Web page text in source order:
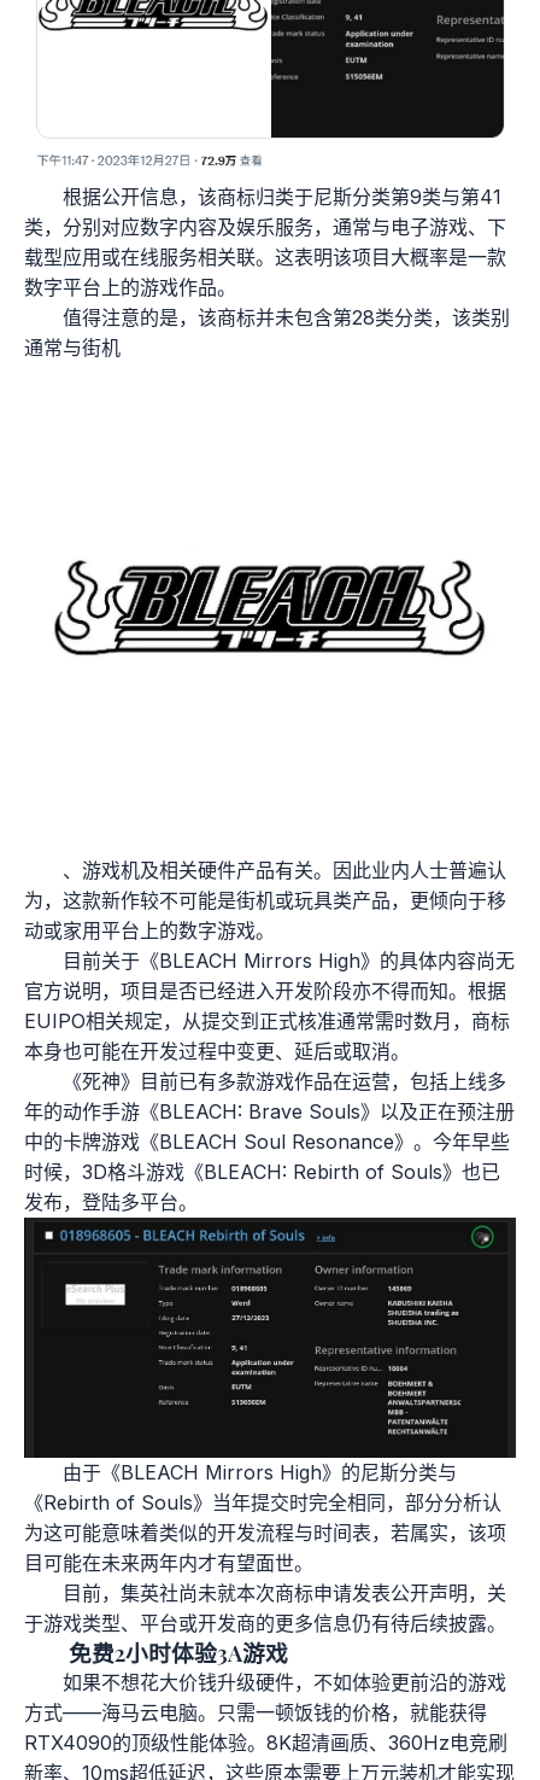
根据公开信息，该商标归类于尼斯分类第9类与第41
类，分别对应数字内容及娱乐服务，通常与电子游戏、下
载型应用或在线服务相关联。这表明该项目大概率是一款
数字平台上的游戏作品。
值得注意的是，该商标并未包含第28类分类，该类别
通常与街机
、游戏机及相关硬件产品有关。因此业内人士普遍认
为，这款新作较不可能是街机或玩具类产品，更倾向于移
动或家用平台上的数字游戏。
目前关于《BLEACH Mirrors High》的具体内容尚无
官方说明，项目是否已经进入开发阶段亦不得而知。根据
EUIPO相关规定，从提交到正式核准通常需时数月，商标
本身也可能在开发过程中变更、延后或取消。
《死神》目前已有多款游戏作品在运营，包括上线多
年的动作手游《BLEACH: Brave Souls》以及正在预注册
中的卡牌游戏《BLEACH Soul Resonance》。今年早些
时候，3D格斗游戏《BLEACH: Rebirth of Souls》也已
发布，登陆多平台。
由于《BLEACH Mirrors High》的尼斯分类与
《Rebirth of Souls》当年提交时完全相同，部分分析认
为这可能意味着类似的开发流程与时间表，若属实，该项
目可能在未来两年内才有望面世。
目前，集英社尚未就本次商标申请发表公开声明，关
于游戏类型、平台或开发商的更多信息仍有待后续披露。
免费2小时体验3A游戏
如果不想花大价钱升级硬件，不如体验更前沿的游戏
方式——海马云电脑。只需一顿饭钱的价格，就能获得
RTX4090的顶级性能体验。8K超清画质、360Hz电竞刷
新率、10ms超低延迟，这些原本需要上万元装机才能实现